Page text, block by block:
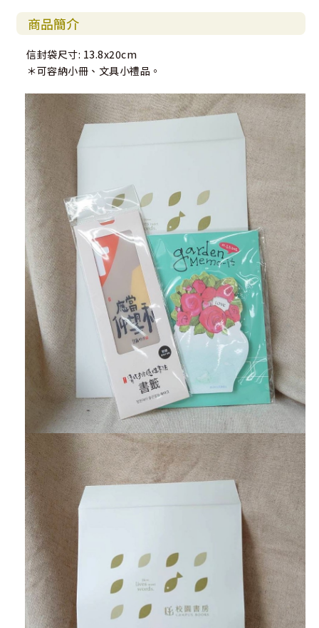
商品簡介
信封袋尺寸: 13.8x20cm
＊可容納小冊、文具小禮品。